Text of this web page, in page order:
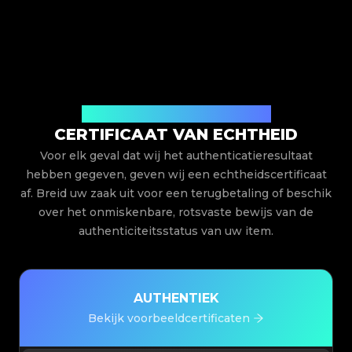
CERTIFICAAT VAN ECHTHEID
Voor elk geval dat wij het authenticatieresultaat
hebben gegeven, geven wij een echtheidscertificaat
af. Breid uw zaak uit voor een terugbetaling of beschik
over het onmiskenbare, rotsvaste bewijs van de
authenticiteitsstatus van uw item.
AUTHENTIEK
Bekijk voorbeeldcertificaten